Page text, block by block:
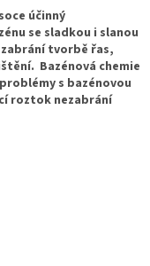
účinný
se sladkou i slanou
tvorbě řas,
Bazénová chemie
s bazénovou
roztok nezabrání